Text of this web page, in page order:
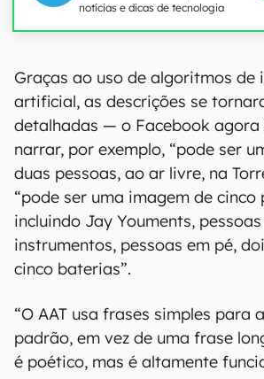
notícias e dicas de tecnologia
Graças ao uso de algoritmos de
artificial, as descrições se
detalhadas — o Facebook agora
narrar, por exemplo, “pode ser
duas pessoas, ao ar livre, na
“pode ser uma imagem de cinco
incluindo Jay Youments,
instrumentos, pessoas em pé,
cinco baterias”.
“O AAT usa frases simples para
padrão, em vez de uma frase
é poético, mas é altamente